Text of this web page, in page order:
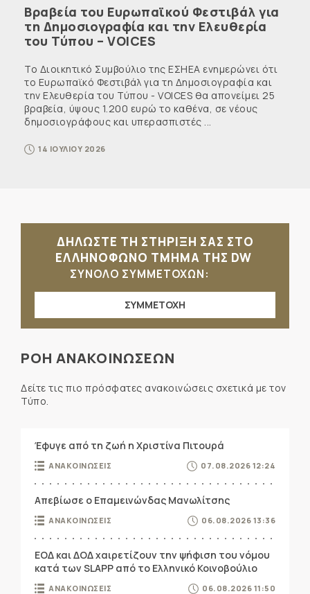
Βραβεία του Ευρωπαϊκού Φεστιβάλ για
τη Δημοσιογραφία και την Ελευθερία
του Τύπου – VOICES
Το Διοικητικό Συμβούλιο της ΕΣΗΕΑ ενημερώνει ότι
το Ευρωπαϊκό Φεστιβάλ για τη Δημοσιογραφία και
την Ελευθερία του Τύπου - VOICES θα απονείμει 25
βραβεία, ύψους 1.200 ευρώ το καθένα, σε νέους
δημοσιογράφους και υπερασπιστές ...
14 ΙΟΥΛΙΟΥ 2026
ΔΗΛΩΣΤΕ ΤΗ ΣΤΗΡΙΞΗ ΣΑΣ ΣΤΟ
ΕΛΛΗΝΟΦΩΝΟ ΤΜΗΜΑ ΤΗΣ DW
ΣΥΝΟΛΟ ΣΥΜΜΕΤΟΧΩΝ:
ΣΥΜΜΕΤΟΧΗ
ΡΟΗ ΑΝΑΚΟΙΝΩΣΕΩΝ
Δείτε τις πιο πρόσφατες ανακοινώσεις σχετικά με τον
Τύπο.
Έφυγε από τη ζωή η Χριστίνα Πιτουρά
ΑΝΑΚΟΙΝΩΣΕΙΣ 07.08.2026 12:24
Απεβίωσε ο Επαμεινώνδας Μανωλίτσης
ΑΝΑΚΟΙΝΩΣΕΙΣ 06.08.2026 13:36
ΕΟΔ και ΔΟΔ χαιρετίζουν την ψήφιση του νόμου
κατά των SLAPP από το Ελληνικό Κοινοβούλιο
ΑΝΑΚΟΙΝΩΣΕΙΣ 06.08.2026 11:50